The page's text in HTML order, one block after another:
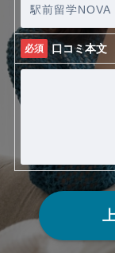
必須 口コミ本文